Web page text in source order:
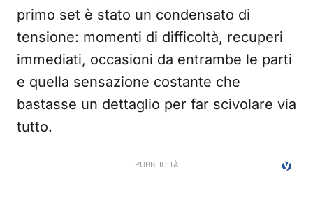
primo set è stato un condensato di
tensione: momenti di difficoltà, recuperi
immediati, occasioni da entrambe le parti
e quella sensazione costante che
bastasse un dettaglio per far scivolare via
tutto.